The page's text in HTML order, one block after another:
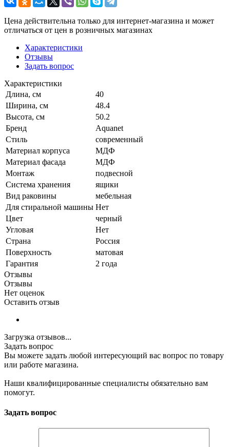
Цена действительна только для интернет-магазина и может
отличаться от цен в розничных магазинах
Характеристики
Отзывы
Задать вопрос
Характеристики
Длина, см
40
Ширина, см
48.4
Высота, см
50.2
Бренд
Aquanet
Стиль
современный
Материал корпуса
МДФ
Материал фасада
МДФ
Монтаж
подвесной
Система хранения
ящики
Вид раковины
мебельная
Для стиральной машины Нет
Цвет
черный
Угловая
Нет
Страна
Россия
Поверхность
матовая
Гарантия
2 года
Отзывы
Отзывы
Нет оценок
Оставить отзыв
Загрузка отзывов...
Задать вопрос
Вы можете задать любой интересующий вас вопрос по товару
или работе магазина.
Наши квалифицированные специалисты обязательно вам
помогут.
Задать вопрос